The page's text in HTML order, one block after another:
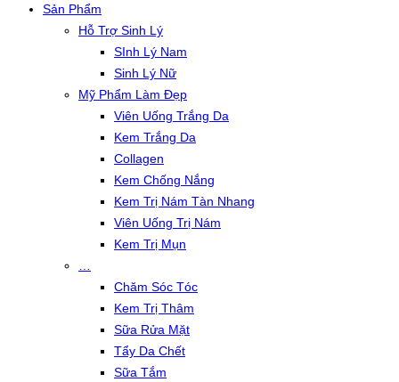
Sản Phẩm
Hỗ Trợ Sinh Lý
SInh Lý Nam
Sinh Lý Nữ
Mỹ Phẩm Làm Đẹp
Viên Uống Trắng Da
Kem Trắng Da
Collagen
Kem Chống Nắng
Kem Trị Nám Tàn Nhang
Viên Uống Trị Nám
Kem Trị Mụn
Chăm Sóc Tóc
Kem Trị Thâm
Sữa Rửa Mặt
Tẩy Da Chết
Sữa Tắm